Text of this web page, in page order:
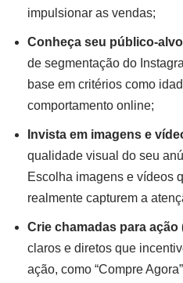
impulsionar as vendas;
Conheça seu público-
de segmentação do
base em critérios como
comportamento online;
Invista em imagens e
qualidade visual do seu
Escolha imagens e vídeos
realmente capturem a
Crie chamadas para ação
claros e diretos que
ação, como “Compre